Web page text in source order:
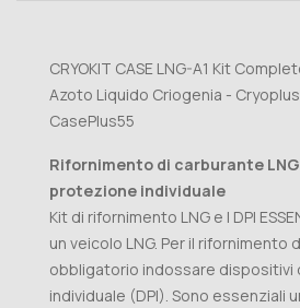
CRYOKIT CASE LNG-A1 Kit
Azoto Liquido Criogenia -
CasePlus55
Rifornimento di carburante
protezione individuale
Kit di rifornimento LNG e I DPI
un veicolo LNG. Per il rifornimento
obbligatorio indossare dispositivi
individuale (DPI). Sono essenziali